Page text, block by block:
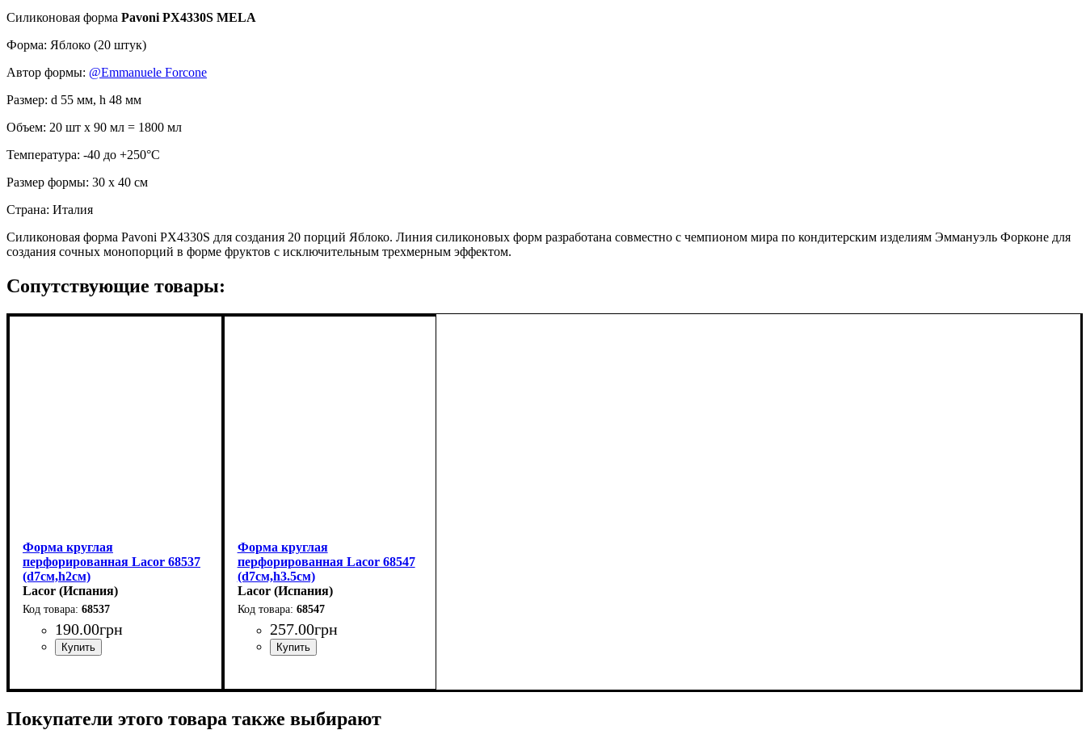
Силиконовая форма Pavoni PX4330S MELA
Форма: Яблоко (20 штук)
Автор формы: @Emmanuele Forcone
Размер: d 55 мм, h 48 мм
Объем: 20 шт x 90 мл = 1800 мл
Температура: -40 до +250°С
Размер формы: 30 x 40 см
Страна: Италия
Силиконовая форма Pavoni PX4330S для создания 20 порций Яблоко. Линия силиконовых форм разработана совместно с чемпионом мира по кондитерским изделиям Эммануэль Форконе для
создания сочных монопорций в форме фруктов с исключительным трехмерным эффектом.
Сопутствующие товары:
Форма круглая
перфорированная Lacor 68537
(d7см,h2см)
Lacor (Испания)
68537
190.00грн
Форма круглая
перфорированная Lacor 68547
(d7см,h3.5см)
Lacor (Испания)
68547
257.00грн
Покупатели этого товара также выбирают